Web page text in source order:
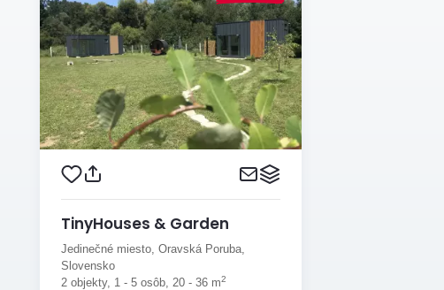
TinyHouses & Garden
Jedinečné miesto, Oravská Poruba,
Slovensko
2 objekty, 1 - 5 osôb, 20 - 36 m2